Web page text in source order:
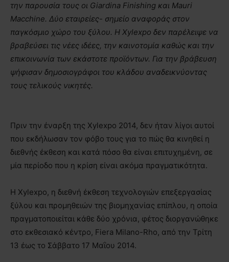
την παρουσία τους οι Giardina Finishing και Mauri
Macchine. Δύο εταιρείες- σημείο αναφοράς στον
παγκόσμιο χώρο του ξύλου. Η Xylexpo δεν παρέλειψε να
βραβεύσει τις νέες ιδέες, την καινοτομία καθώς και την
επικοινωνία των εκάστοτε προϊόντων. Για την βράβευση
ψήφισαν δημοσιογράφοι του κλάδου αναδεικνύοντας
τους τελικούς νικητές.
Πριν την έναρξη της Xylexpo 2014, δεν ήταν λίγοι αυτοί
που εκδήλωσαν τον φόβο τους για το πώς θα κινηθεί η
διεθνής έκθεση και κατά πόσο θα είναι επιτυχημένη, σε
μία περίοδο που η κρίση είναι ακόμα πραγματικότητα.
Η Xylexpo, η διεθνή έκθεση τεχνολογιών επεξεργασίας
ξύλου και προμηθειών της βιομηχανίας επίπλου, η οποία
πραγματοποιείται κάθε δύο χρόνια, φέτος διοργανώθηκε
στο εκθεσιακό κέντρο, Fiera Milano-Rho, από την Τρίτη
13 έως το Σάββατο 17 Μαΐου 2014.